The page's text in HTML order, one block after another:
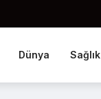
Dünya Sağlık